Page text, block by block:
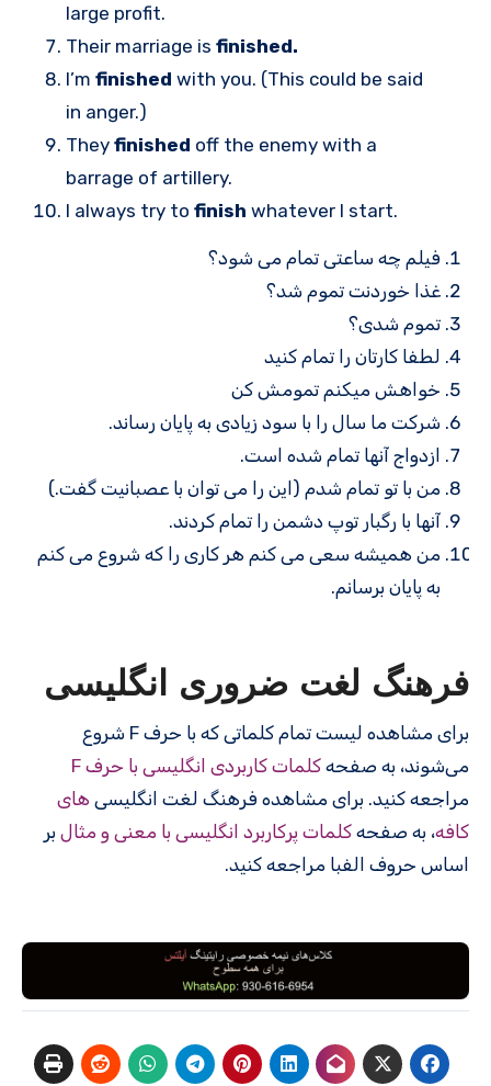
large profit.
Their marriage is finished.
I’m finished with you. (This could be said
in anger.)
They finished off the enemy with a
barrage of artillery.
I always try to finish whatever I start.
فیلم چه ساعتی تمام می شود؟
غذا خوردنت تموم شد؟
تموم شدی؟
لطفا کارتان را تمام کنید
خواهش میکنم تمومش کن
شرکت ما سال را با سود زیادی به پایان رساند.
ازدواج آنها تمام شده است.
من با تو تمام شدم (این را می توان با عصبانیت گفت.)
آنها با رگبار توپ دشمن را تمام کردند.
من همیشه سعی می کنم هر کاری را که شروع می کنم
به پایان برسانم.
فرهنگ لغت ضروری انگلیسی
برای مشاهده لیست تمام کلماتی که با حرف F شروع
می‌شوند، به صفحه کلمات کاربردی انگلیسی با حرف F
مراجعه کنید. برای مشاهده فرهنگ لغت انگلیسی های
کافه، به صفحه کلمات پرکاربرد انگلیسی با معنی و مثال بر
اساس حروف الفبا مراجعه کنید.